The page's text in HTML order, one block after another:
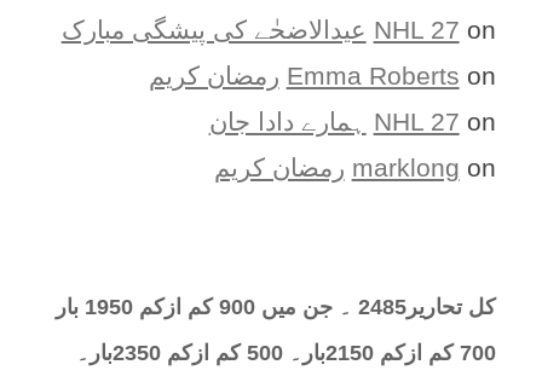
NHL 27 on
عیدالاضحٰے کی پیشگی مبارک
Emma Roberts on
رمضان کریم
NHL 27 on
ہمارے دادا جان
marklong on رمضان کریم
کل تحارير2485 ۔ جن میں 900 کم ازکم 1950 بار
700 کم ازکم 2150بار۔ 500 کم ازکم 2350بار۔